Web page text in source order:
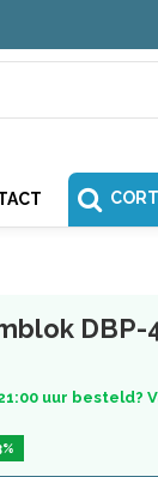
DBP-
uur besteld?